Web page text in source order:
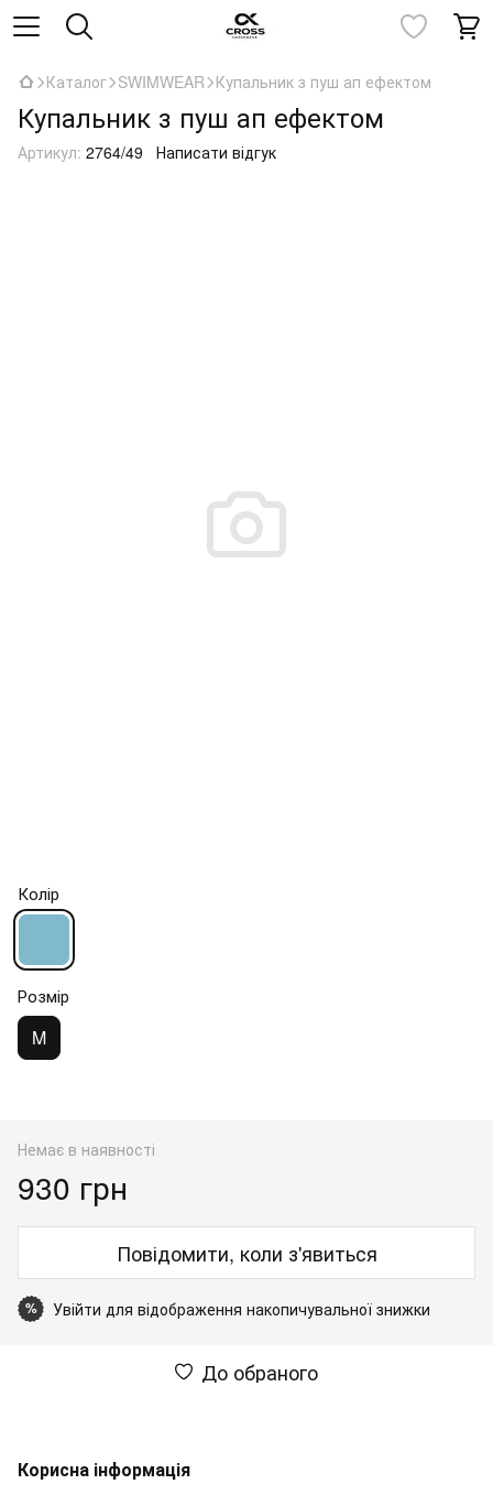
Каталог SWIMWEAR Купальник з пуш ап ефектом
Купальник з пуш ап ефектом
Артикул: 2764/49 Написати відгук
Колір
Розмір
M
Немає в наявності
930 грн
Повідомити, коли з'явиться
% Увійти для відображення накопичувальної знижки
До обраного
Корисна інформація